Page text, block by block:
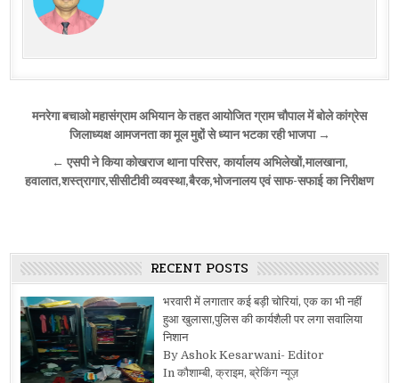
Post
navigation
मनरेगा बचाओ महासंग्राम अभियान के तहत आयोजित ग्राम चौपाल में बोले कांग्रेस
जिलाध्यक्ष आमजनता का मूल मुद्दों से ध्यान भटका रही भाजपा →
← एसपी ने किया कोखराज थाना परिसर, कार्यालय अभिलेखों,मालखाना,
हवालात,शस्त्रागार,सीसीटीवी व्यवस्था,बैरक,भोजनालय एवं साफ-सफाई का निरीक्षण
RECENT POSTS
भरवारी में लगातार कई बड़ी चोरियां, एक का भी नहीं
हुआ खुलासा,पुलिस की कार्यशैली पर लगा सवालिया
निशान
By Ashok Kesarwani- Editor
In कौशाम्बी, क्राइम, ब्रेकिंग न्यूज़